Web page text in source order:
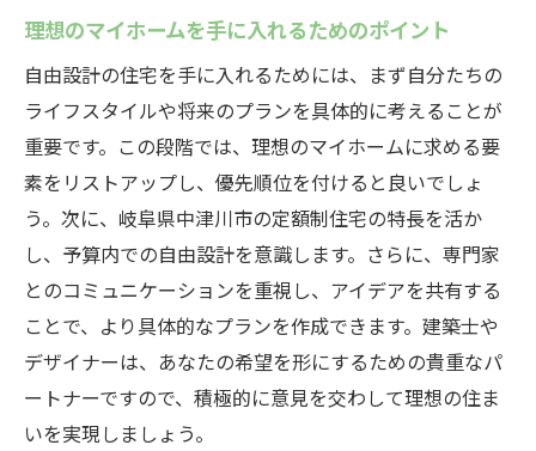
理想のマイホームを手に入れるためのポイント
自由設計の住宅を手に入れるためには、まず自分たちの
ライフスタイルや将来のプランを具体的に考えることが
重要です。この段階では、理想のマイホームに求める要
素をリストアップし、優先順位を付けると良いでしょ
う。次に、岐阜県中津川市の定額制住宅の特長を活か
し、予算内での自由設計を意識します。さらに、専門家
とのコミュニケーションを重視し、アイデアを共有する
ことで、より具体的なプランを作成できます。建築士や
デザイナーは、あなたの希望を形にするための貴重なパ
ートナーですので、積極的に意見を交わして理想の住ま
いを実現しましょう。